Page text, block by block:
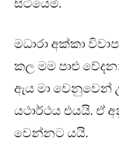
සිටියෙමි.
මධාරා අක්කා
කල මම පාළු
ඇය මා වෙනුවෙන්
යථාර්ථය එයයි. ඒ
වෙන්නට යයි.